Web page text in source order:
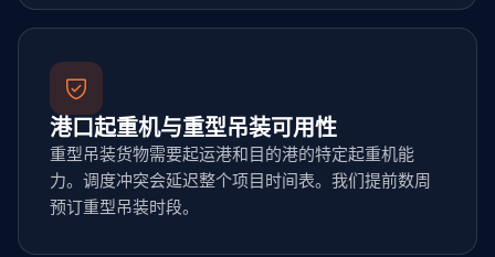
港口起重机与重型吊装可用性
重型吊装货物需要起运港和目的港的特定起重机能
力。调度冲突会延迟整个项目时间表。我们提前数周
预订重型吊装时段。